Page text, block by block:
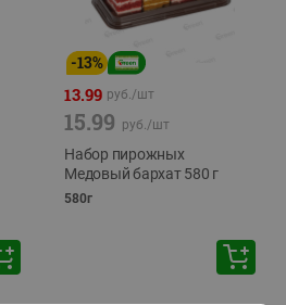
-13%
13.99 руб./шт
15.99 руб./шт
Набор пирожных
Медовый бархат 580 г
580г